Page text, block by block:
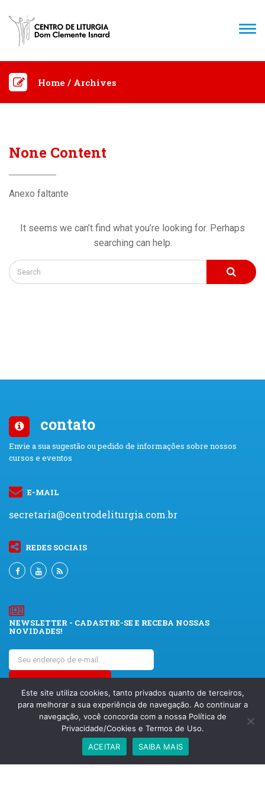
Home / Archives
None Content
Anexo faltante
It seems we can’t find what you’re looking for. Perhaps
searching can help.
contato
Envie a sua sugestão ou pedido de informações sobre nossos
cursos e eventos
E-MAIL
secretaria@centrodeliturgia.com.br
REDES SOCIAIS
NEWSLETTER - CADASTRE-SE E RECEBA NOSSAS
NOVIDADES!
Política de privacidade
© 2018 Centro de Liturgia Dom Clemente Isnard. Todos
Este site utiliza cookies, tanto privados quanto de terceiros,
para melhorar a sua experiência de navegação. Ao continuar a
navegação, você concorda com a nossa Política de
Privacidade/Cookies e Termos de Uso.
ACEITAR
SAIBA MAIS